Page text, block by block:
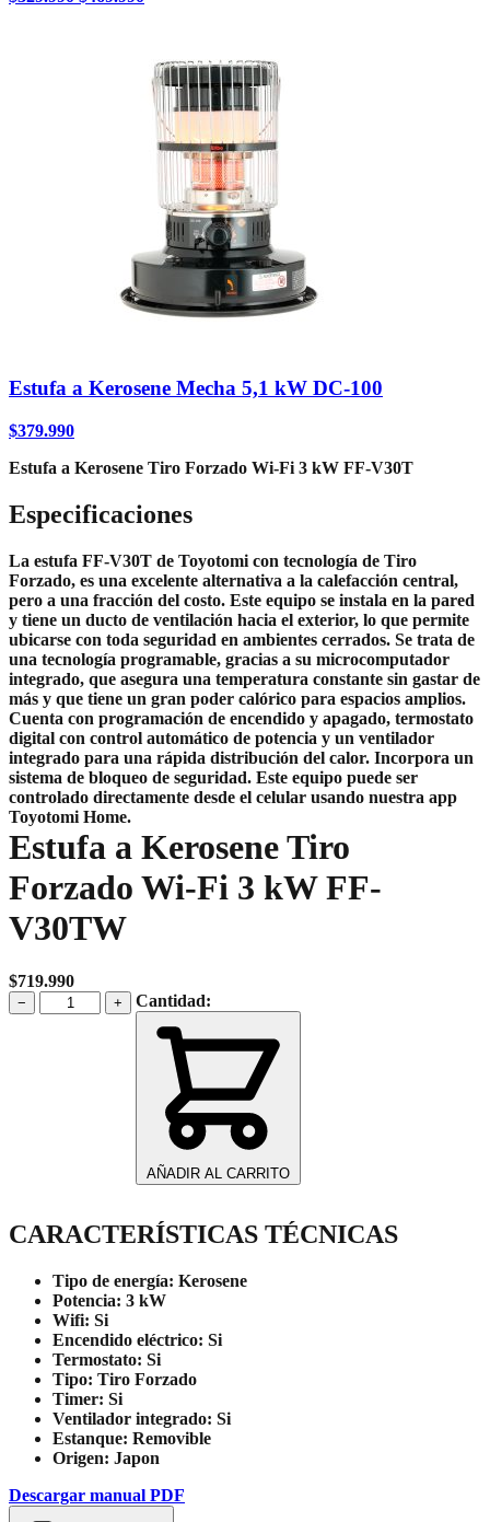
Estufa a Kerosene Mecha 5,1 kW DC-100
$379.990
Estufa a Kerosene Tiro Forzado Wi-Fi 3 kW FF-V30T
Especificaciones
La estufa FF-V30T de Toyotomi con tecnología de Tiro
Forzado, es una excelente alternativa a la calefacción central,
pero a una fracción del costo. Este equipo se instala en la pared
y tiene un ducto de ventilación hacia el exterior, lo que permite
ubicarse con toda seguridad en ambientes cerrados. Se trata de
una tecnología programable, gracias a su microcomputador
integrado, que asegura una temperatura constante sin gastar de
más y que tiene un gran poder calórico para espacios amplios.
Cuenta con programación de encendido y apagado, termostato
digital con control automático de potencia y un ventilador
integrado para una rápida distribución del calor. Incorpora un
sistema de bloqueo de seguridad. Este equipo puede ser
controlado directamente desde el celular usando nuestra app
Toyotomi Home.
Estufa a Kerosene Tiro
Forzado Wi-Fi 3 kW FF-
V30TW
$719.990
Cantidad:
Estufa
a
− +
AÑADIR AL CARRITO
CARACTERÍSTICAS TÉCNICAS
Tipo de energía: Kerosene
Potencia: 3 kW
Wifi: Si
Encendido eléctrico: Si
Termostato: Si
Tipo: Tiro Forzado
Timer: Si
Ventilador integrado: Si
Estanque: Removible
Origen: Japon
Descargar manual PDF